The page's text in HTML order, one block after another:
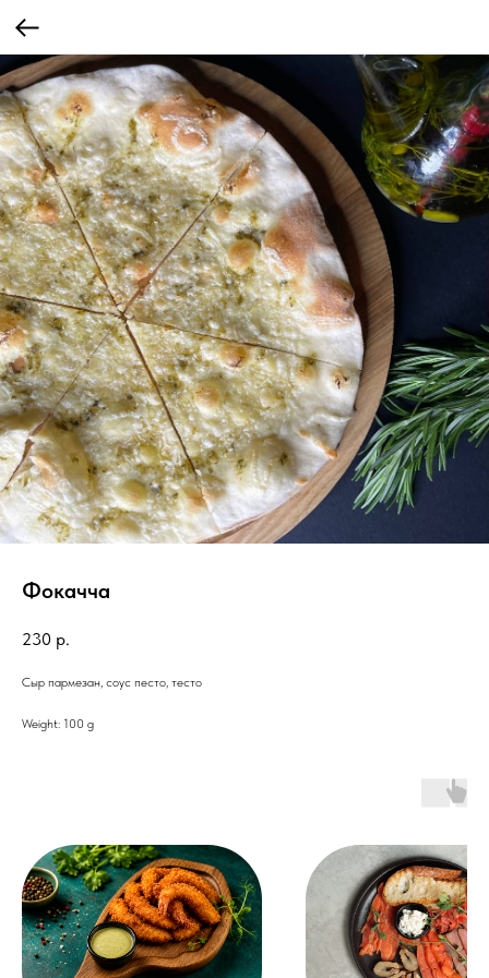
Фокачча
230 р.
Сыр пармезан, соус песто, тесто
Weight: 100 g